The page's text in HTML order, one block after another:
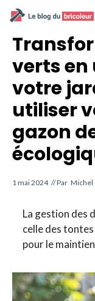
Aller
au
contenu
verts en
votre
utiliser
gazon
1 mai 2024 // Par Michel
La gestion des
celle des
pour le